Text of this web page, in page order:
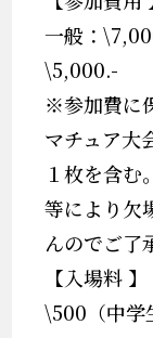
一般：
\5,000.-
※参加費に
マチュア大
１枚を含
等により欠
んのでご了
【入場料 】
\500（中学